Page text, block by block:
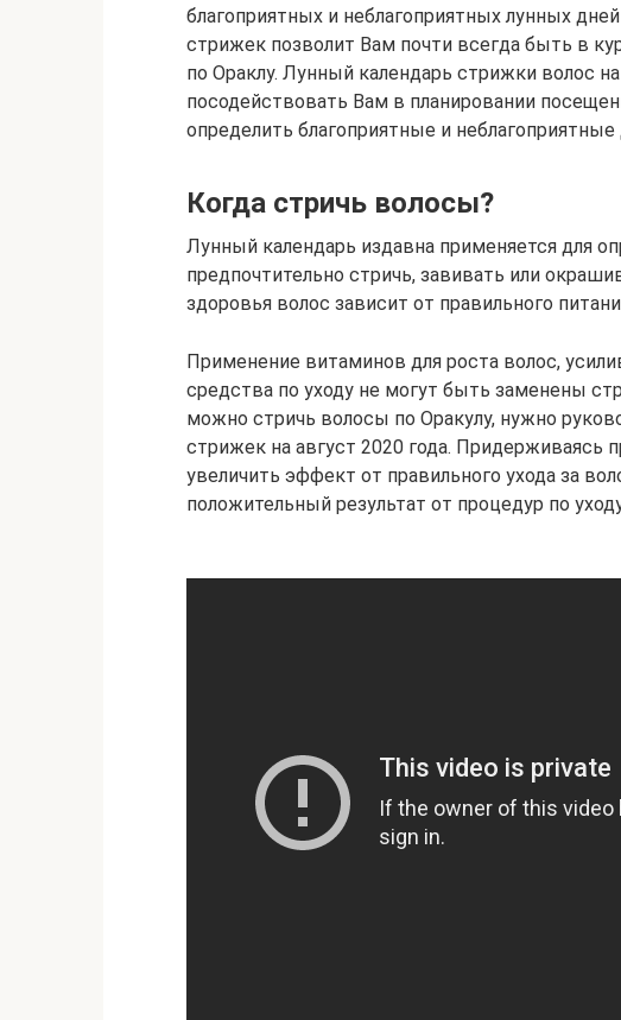
благоприятных и неблагоприятных лунных
стрижек позволит Вам почти всегда быть в
по Ораклу. Лунный календарь стрижки волос
посодействовать Вам в планировании
определить благоприятные и
Когда стричь волосы?
Лунный календарь издавна применяется для
предпочтительно стричь, завивать или
здоровья волос зависит от правильного
Применение витаминов для роста волос,
средства по уходу не могут быть заменены
можно стричь волосы по Оракулу, нужно
стрижек на август 2020 года.
увеличить эффект от правильного ухода за
положительный результат от процедур по